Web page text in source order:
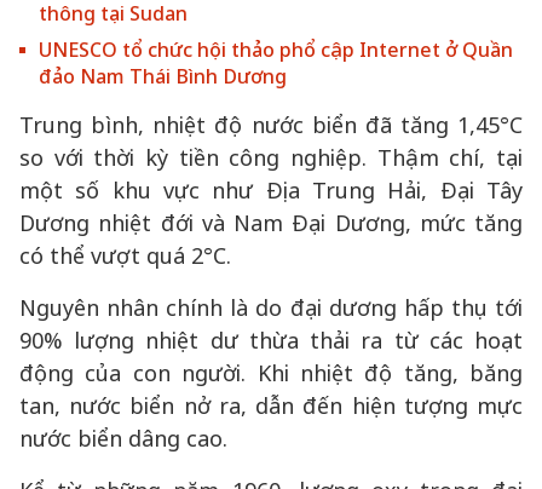
thông tại Sudan
UNESCO tổ chức hội thảo phổ cập Internet ở Quần
đảo Nam Thái Bình Dương
Trung bình, nhiệt độ nước biển đã tăng 1,45°C
so với thời kỳ tiền công nghiệp. Thậm chí, tại
một số khu vực như Địa Trung Hải, Đại Tây
Dương nhiệt đới và Nam Đại Dương, mức tăng
có thể vượt quá 2°C.
Nguyên nhân chính là do đại dương hấp thụ tới
90% lượng nhiệt dư thừa thải ra từ các hoạt
động của con người. Khi nhiệt độ tăng, băng
tan, nước biển nở ra, dẫn đến hiện tượng mực
nước biển dâng cao.